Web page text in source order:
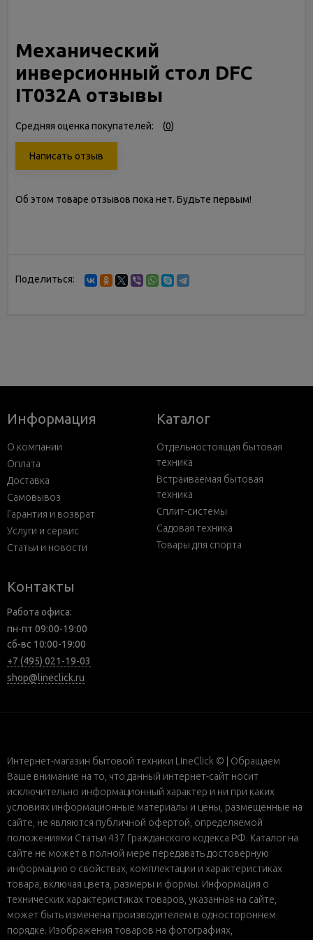
Механический
инверсионный стол DFC
IT032A отзывы
Средняя оценка покупателей: (0)
Написать отзыв
Об этом товаре отзывов пока нет. Будьте первым!
Поделиться:
Информация
О компании
Оплата
Доставка
Самовывоз
Гарантия и возврат
Услуги и сервис
Статьи и новости
Каталог
Отдельностоящая бытовая
техника
Встраиваемая бытовая
техника
Сплит-системы
Садовая техника
Товары для спорта
Контакты
Работа офиса:
пн-пт 09:00-19:00
сб-вс 10:00-19:00
+7 (495) 021-19-03
shop@lineclick.ru
Интернет-магазин бытовой техники LineClick © | Обращаем
Ваше внимание на то, что данный интернет-сайт носит
исключительно информационный характер и ни при каких
условиях информационные материалы и цены, размещенные на
сайте, не являются публичной офертой, определяемой
положениями Статьи 437 Гражданского кодекса РФ. Каталог на
сайте не может в полной мере передавать достоверную
информацию о свойствах, комплектации и характеристиках
товара, включая цвета, размеры и формы. Информация о
технических характеристиках товаров, указанная на сайте,
может быть изменена производителем в одностороннем
порядке. Изображения товаров на фотографиях,